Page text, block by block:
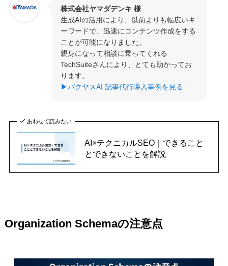
株式会社ヤマダデンキ 様
生成AIの活用により、以前よりも幅広いキ
ーワードで、迅速にコンテンツ作成をする
ことが可能になりました。
親身になって相談に乗ってくれる
TechSuiteさんにより、とても助かってお
ります。
▶バクヤスAI 記事代行導入事例を見る
あわせて読みたい
AI×テクニカルSEO｜できること
とできないことを解説
Organization Schemaの注意点